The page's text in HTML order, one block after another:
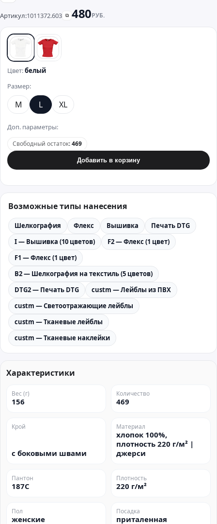
Артикул:1011372.603 ⧉ 480РУБ.
белый красный
Цвет:белый
Размер:
M L XL
Доп. параметры:
Свободный остаток:469
Добавить в корзину
Возможные типы нанесения
Шелкография Флекс Вышивка
Печать DTG
I — Вышивка (10 цветов)
F2 — Флекс (1 цвет)
F1 — Флекс (1 цвет)
B2 — Шелкография на текстиль (5 цветов)
DTG2 — Печать DTG
custm — Лейблы из ПВХ
custm — Светоотражающие лейблы
custm — Тканевые лейблы
custm — Тканевые наклейки
Характеристики
Вес (г)
156
Количество
469
Крой
с боковыми швами
Материал
хлопок 100%,
плотность 220 г/м² |
джерси
Пантон
187C
Плотность
220 г/м²
Пол
женские
Посадка
приталенная